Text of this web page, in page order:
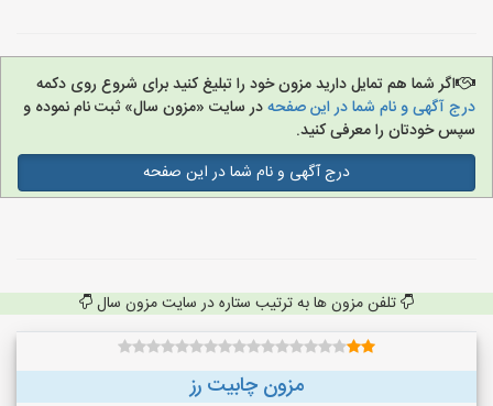
اگر شما هم تمایل دارید مزون خود را تبلیغ کنید برای شروع روی دکمه
درج آگهی و نام شما در این صفحهدر سایت «مزون سال» ثبت نام نموده و
سپس خودتان را معرفی کنید.
درج آگهی و نام شما در این صفحه
تلفن مزون ها به ترتیب ستاره در سایت مزون سال
مزون چابیت رز